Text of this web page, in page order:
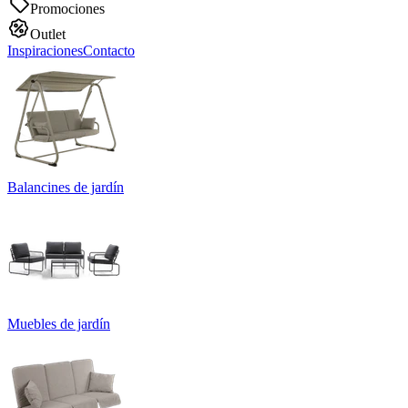
Promociones
Outlet
InspiracionesContacto
Balancines de jardín
Muebles de jardín